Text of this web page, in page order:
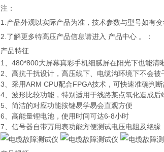
注：
1.产品外观以实际产品为准，技术参数与型号如有
2.了解更多特高压产品信息请进入 产品中心 。：
产品特征
1、480*800大屏幕真彩手机细腻屏在阳光下也能清
2、高抗干扰设计，高压线下、电缆沟环境下不会被
3、采用ARM CPU配合FPGA技术，可快速准确判
4、波形比较功能，特别适用于线路某点氧化造成后
5、简洁的对应功能按键易学易会直观方便
6、高能量锂电池，使用时间可达6-8小时
7、信号器自带万用表功能方便测试电压电阻及绝缘